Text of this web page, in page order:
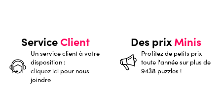
ServiceClient
Un service client à votre
disposition :
cliquez ici pour nous
joindre
Des prixMinis
Profitez de petits prix
toute l'année sur plus de
9438 puzzles !